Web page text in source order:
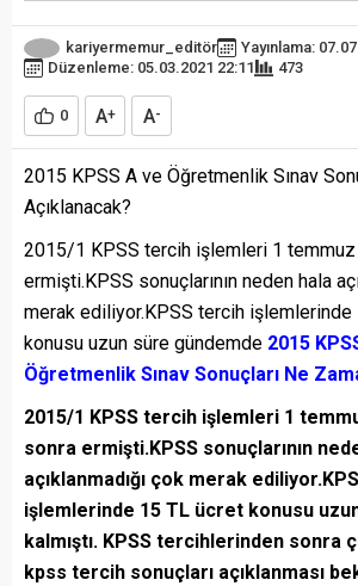
kariyermemur_editör
Yayınlama:
Düzenleme: 05.03.2021 22:11
473
0 A+ A-
2015 KPSS A ve Öğretmenlik Sınav
Açıklanacak?
2015/1 KPSS tercih işlemleri 1
ermişti.KPSS sonuçlarının neden hala
merak ediliyor.KPSS tercih işlemlerinde
konusu uzun süre gündemde 2015
Öğretmenlik Sınav Sonuçları Ne
2015/1 KPSS tercih işlemleri 1
sonra ermişti.KPSS sonuçlarının
açıklanmadığı çok merak
işlemlerinde 15 TL ücret konusu
kalmıştı. KPSS tercihlerinden sonra
kpss tercih sonuçları açıklanması